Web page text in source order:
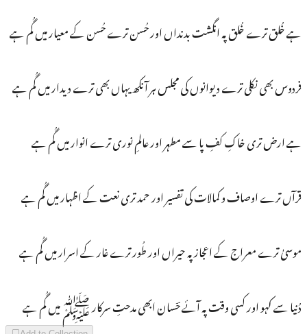
ہے خُلق ترے خُلق پہ انگشت بدنداں اور حُسن ترے حُسن کے معیار میں گُم ہے
فردوس بھی نکلی ترے دیوانوں کی مجلس ہر آنکھ یہاں بھی ترے دیدار میں گُم ہے
ہے ارض تری خاکِ کفِ پا سے مطہر اور عالمِ نوری ترے انوار میں گُم ہے
قرآں ترے اوصاف و کمالات کی تفسیر اور حمد تری نعت کے اظہار میں گُم ہے
موسیٰ ترے معراج کے اعجاز پہ حیراں اور طُور ترے غار کے اسرار میں گُم ہے
دُنیا سے کہو اور کسی وقت پہ آئے حؔسان ابھی مدحتِ سرکار ﷺ میں گُم ہے